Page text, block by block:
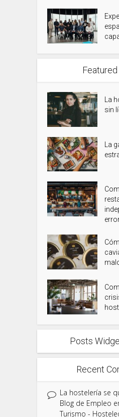
La
sin
La
Posts
Recent
La hostelería se
Blog de Empleo
Turismo -